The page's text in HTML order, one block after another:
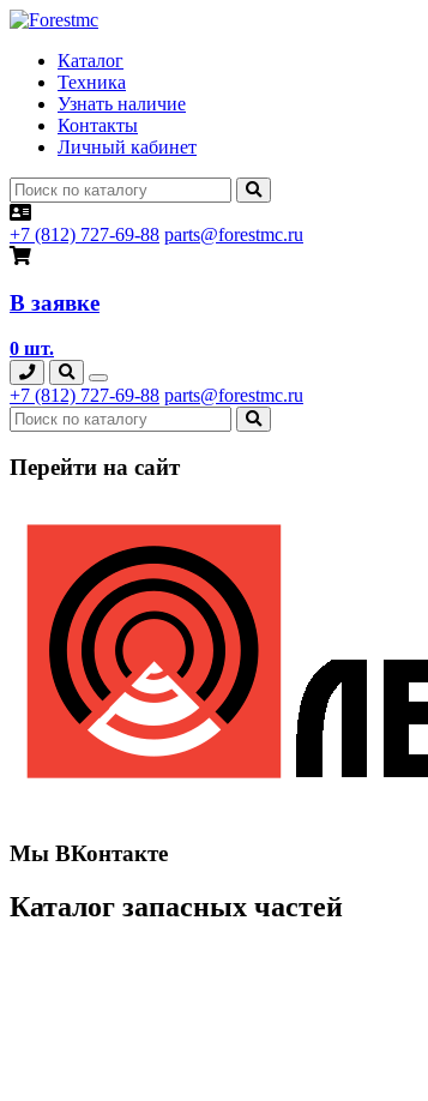
Каталог
Техника
Узнать наличие
Контакты
Личный кабинет
+7 (812) 727-69-88 parts@forestmc.ru
В заявке
0 шт.
+7 (812) 727-69-88 parts@forestmc.ru
Перейти на сайт
Мы ВКонтакте
Каталог запасных частей